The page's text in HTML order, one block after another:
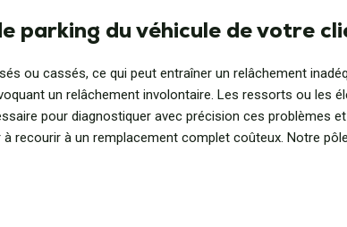
parking du véhicule de votre
ou cassés, ce qui peut entraîner un relâchement
un relâchement involontaire. Les ressorts ou les
pour diagnostiquer avec précision ces problèmes
recourir à un remplacement complet coûteux. Notre